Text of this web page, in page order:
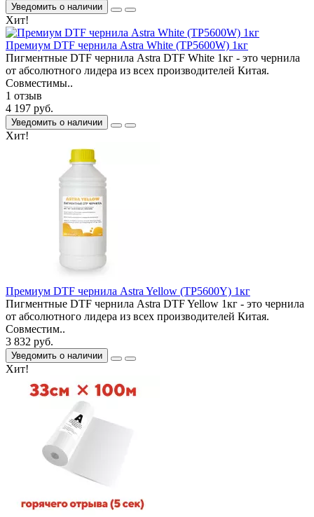
Уведомить о наличии
Хит!
Премиум DTF чернила Astra White (TP5600W) 1кг
Пигментные DTF чернила Astra DTF White 1кг - это чернила
от абсолютного лидера из всех производителей Китая.
Совместимы..
1 отзыв
4 197 руб.
Уведомить о наличии
Хит!
Премиум DTF чернила Astra Yellow (TP5600Y) 1кг
Пигментные DTF чернила Astra DTF Yellow 1кг - это чернила
от абсолютного лидера из всех производителей Китая.
Совместим..
3 832 руб.
Уведомить о наличии
Хит!